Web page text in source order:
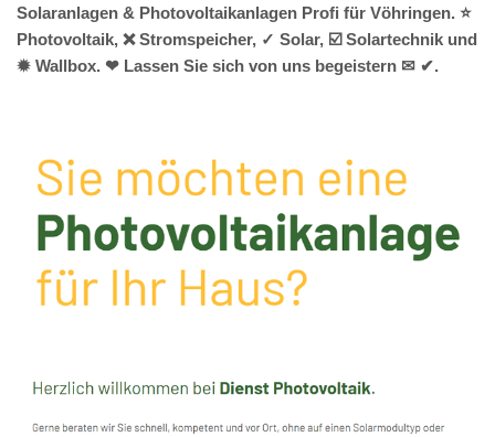
Solaranlagen & Photovoltaikanlagen Profi für Vöhringen. ⭐
Photovoltaik, ❌ Stromspeicher, ✓ Solar, ☑️ Solartechnik und
✹ Wallbox. ❤ Lassen Sie sich von uns begeistern ✉ ✔.